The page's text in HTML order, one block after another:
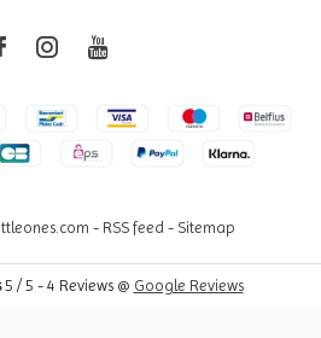
- RSS feed - Sitemap
5 / 5 - 4 Reviews @ Google Reviews